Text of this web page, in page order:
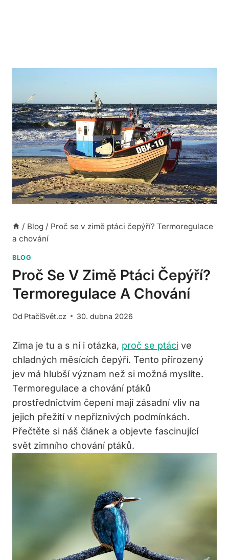
/ Blog / Proč se v zimě ptáci čepýří? Termoregulace
a chování
BLOG
Proč Se V Zimě Ptáci Čepýří?
Termoregulace A Chování
Od PtačíSvět.cz 30. dubna 2026
Zima je tu a s ní i otázka, proč se ptáci ve
chladných měsících čepýří. Tento přirozený
jev má hlubší význam než si možná myslíte.
Termoregulace a chování ptáků
prostřednictvím čepení mají zásadní vliv na
jejich přežití v nepříznivých podmínkách.
Přečtěte si náš článek a objevte fascinující
svět zimního chování ptáků.